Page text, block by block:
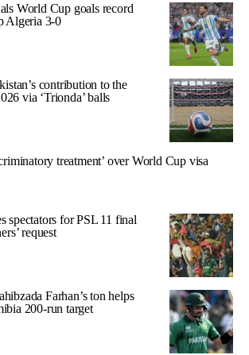
World Cup goals record
Algeria 3-0
contribution to the
via ‘Trionda’ balls
treatment’ over World Cup visa
spectators for PSL 11 final
request
Farhan’s ton helps
200-run target